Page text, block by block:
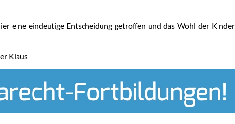
eine eindeutige Entscheidung getroffen und das Wohl der Kinder
Klaus